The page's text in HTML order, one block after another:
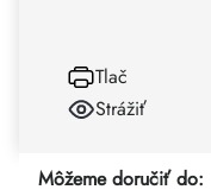
Môžeme doručiť do:
Tlač
Strážiť